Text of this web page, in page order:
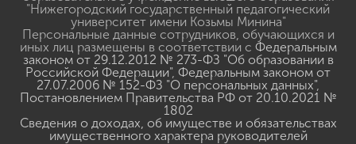
"Нижегородский государственный педагогический
университет имени Козьмы Минина"
Персональные данные сотрудников, обучающихся и
иных лиц размещены в соответствии с Федеральным
законом от 29.12.2012 № 273-ФЗ "Об образовании в
Российской Федерации", Федеральным законом от
27.07.2006 № 152-ФЗ "О персональных данных",
Постановлением Правительства РФ от 20.10.2021 №
1802
Сведения о доходах, об имуществе и обязательствах
имущественного характера руководителей